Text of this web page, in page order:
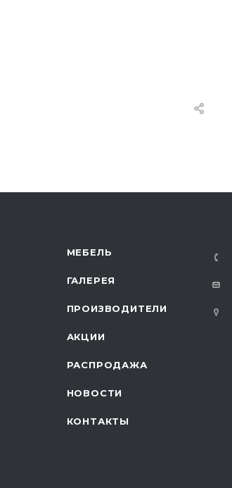
МЕБЕЛЬ
ГАЛЕРЕЯ
ПРОИЗВОДИТЕЛИ
АКЦИИ
РАСПРОДАЖА
НОВОСТИ
КОНТАКТЫ